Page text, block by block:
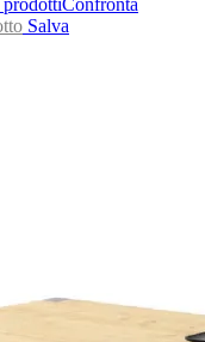
Confronta
Salva